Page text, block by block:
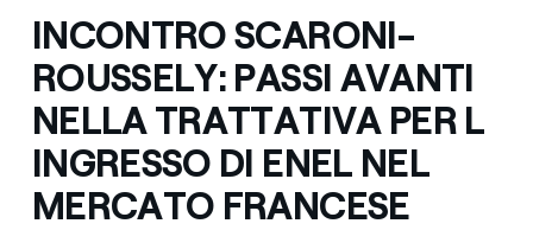
INCONTRO SCARONI-
ROUSSELY: PASSI AVANTI
NELLA TRATTATIVA PER L
INGRESSO DI ENEL NEL
MERCATO FRANCESE